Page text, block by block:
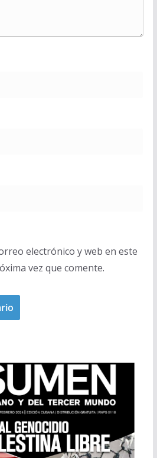
electrónico y web en este
vez que comente.